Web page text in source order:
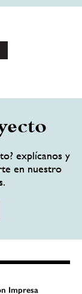
explícanos y
en nuestro
Impresa